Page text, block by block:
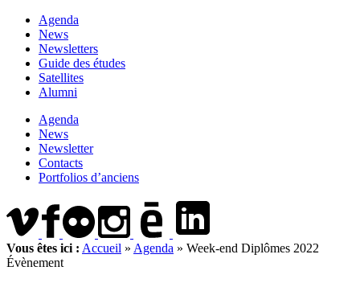
Agenda
News
Newsletters
Guide des études
Satellites
Alumni
Agenda
News
Newsletter
Contacts
Portfolios d’anciens
Vous êtes ici : Accueil » Agenda » Week-end Diplômes 2022
Évènement